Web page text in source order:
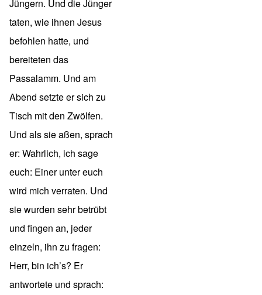
Jüngern. Und die Jünger
taten, wie ihnen Jesus
befohlen hatte, und
bereiteten das
Passalamm. Und am
Abend setzte er sich zu
Tisch mit den Zwölfen.
Und als sie aßen, sprach
er: Wahrlich, ich sage
euch: Einer unter euch
wird mich verraten. Und
sie wurden sehr betrübt
und fingen an, jeder
einzeln, ihn zu fragen:
Herr, bin ich’s? Er
antwortete und sprach: